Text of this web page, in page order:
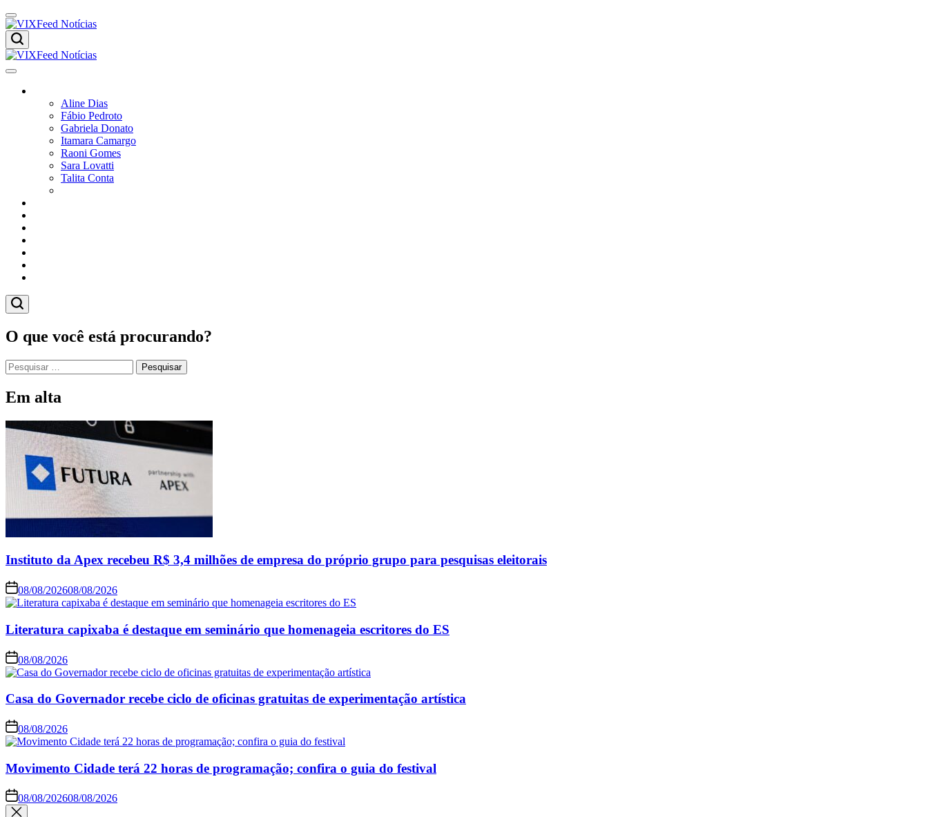
Skip
to
content
VIXFeed
Notícias
VIXFeed
NotíciasAline Dias
Fábio Pedroto
Gabriela Donato
Itamara Camargo
Raoni Gomes
Sara Lovatti
Talita Conta
O que você está procurando?
Pesquisar
por:
Em alta
Instituto da Apex recebeu R$ 3,4 milhões de empresa do próprio grupo para pesquisas eleitorais
08/08/202608/08/2026
Literatura capixaba é destaque em seminário que homenageia escritores do ES
08/08/2026
Casa do Governador recebe ciclo de oficinas gratuitas de experimentação artística
08/08/2026
Movimento Cidade terá 22 horas de programação; confira o guia do festival
08/08/202608/08/2026
Close